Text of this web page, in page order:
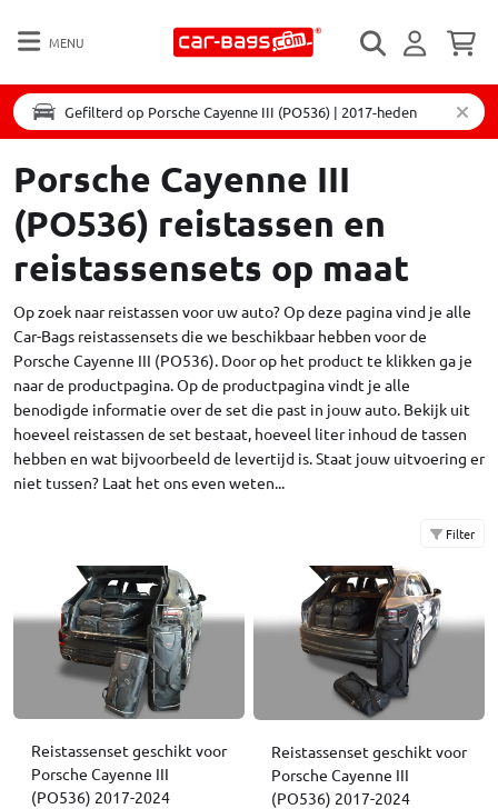
MENU
Gefilterd op Porsche Cayenne III (PO536) | 2017-heden
Porsche Cayenne III
(PO536) reistassen en
reistassensets op maat
Op zoek naar reistassen voor uw auto? Op deze pagina vind je alle
Car-Bags reistassensets die we beschikbaar hebben voor de
Porsche Cayenne III (PO536). Door op het product te klikken ga je
naar de productpagina. Op de productpagina vindt je alle
benodigde informatie over de set die past in jouw auto. Bekijk uit
hoeveel reistassen de set bestaat, hoeveel liter inhoud de tassen
hebben en wat bijvoorbeeld de levertijd is. Staat jouw uitvoering er
niet tussen? Laat het ons even weten...
Filter
Reistassenset geschikt voor
Porsche Cayenne III
(PO536) 2017-2024
Reistassenset geschikt voor
Porsche Cayenne III
(PO536) 2017-2024